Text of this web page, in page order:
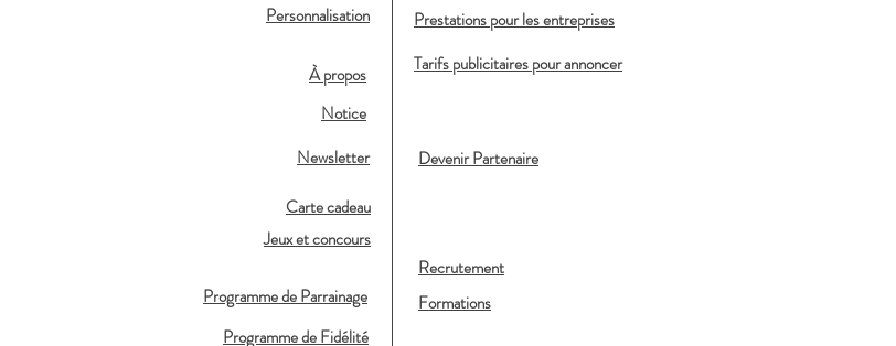
Personnalisation
À propos
Prestations pour les entreprises
Tarifs publicitaires pour annoncer
Notice
Newsletter
Devenir Partenaire
Carte cadeau
Jeux et concours
Recrutement
Programme de Parrainage
Formations
Programme de Fidélité